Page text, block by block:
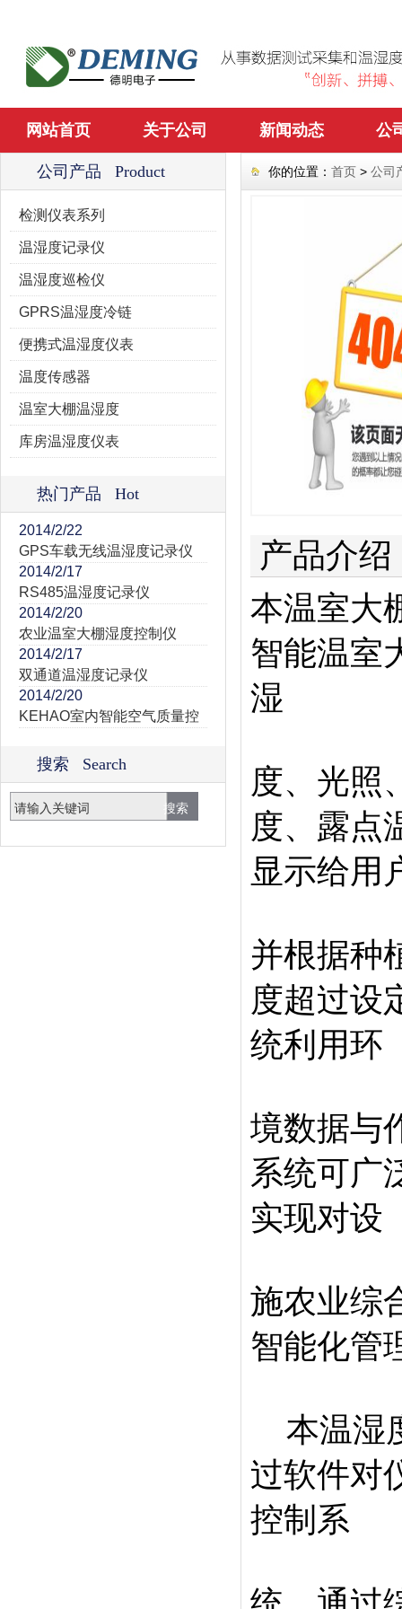
网站首页 关于公司 新闻动态 公
公司产品 Product
检测仪表系列
温湿度记录仪
温湿度巡检仪
GPRS温湿度冷链
便携式温湿度仪表
温度传感器
温室大棚温湿度
库房温湿度仪表
热门产品 Hot
2014/2/22
GPS车载无线温湿度记录仪
2014/2/17
RS485温湿度记录仪
2014/2/20
农业温室大棚湿度控制仪
2014/2/17
双通道温湿度记录仪
2014/2/20
KEHAO室内智能空气质量控
搜索 Search
你的位置： 首页 > 公司
产品介绍
本温室大
智能温室
湿
度、光照
度、露点
显示给用
并根据种
度超过设
统利用环
境数据与
系统可广
实现对设
施农业综
智能化管
本温湿
过软件对
控制系